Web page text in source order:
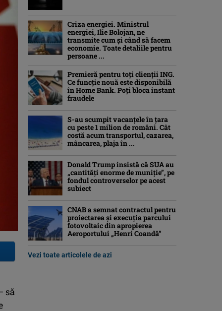
să
Criza energiei. Ministrul
energiei, Ilie Bolojan, ne
transmite cum și când să facem
economie. Toate detaliile pentru
persoane ...
Premieră pentru toți clienții ING.
Ce funcție nouă este disponibilă
în Home Bank. Poți bloca instant
fraudele
S-au scumpit vacanțele în țara
cu peste 1 milion de români. Cât
costă acum transportul, cazarea,
mâncarea, plaja în ...
Donald Trump insistă că SUA au
„cantităţi enorme de muniţie”, pe
fondul controverselor pe acest
subiect
CNAB a semnat contractul pentru
proiectarea şi execuţia parcului
fotovoltaic din apropierea
Aeroportului „Henri Coandă”
Vezi toate articolele de azi